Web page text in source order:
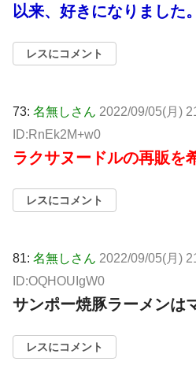
以来、好きになりました。
レスにコメント
73: 名無しさん 2022/09/05(月)
ID:RnEk2M+w0
ラクサヌードルの再販を
レスにコメント
81: 名無しさん 2022/09/05(月)
ID:OQHOUIgW0
サンポー焼豚ラーメンは
レスにコメント